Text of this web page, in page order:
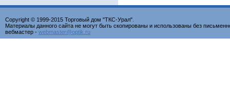
Copyright © 1999-2015 Торговый дом "ТКС-Урал".
Материалы данного сайта не могут быть скопированы и использованы без
вебмастер - webmaster@optik.ru